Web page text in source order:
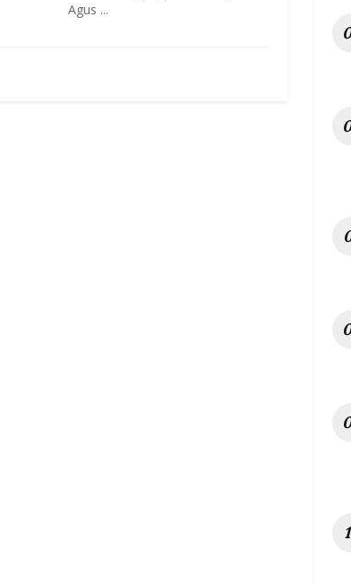
Agus ...